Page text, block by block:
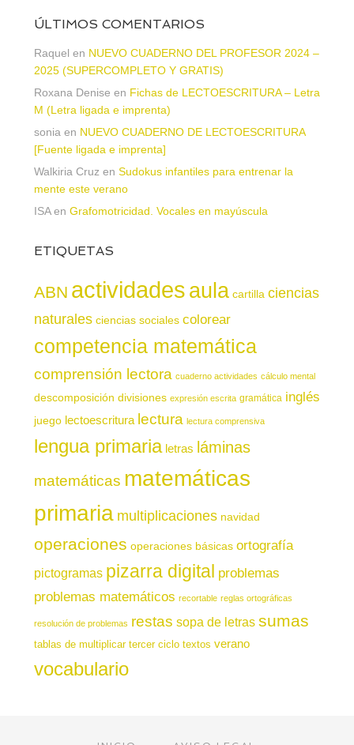
ÚLTIMOS COMENTARIOS
Raquel en NUEVO CUADERNO DEL PROFESOR 2024 –
2025 (SUPERCOMPLETO Y GRATIS)
Roxana Denise en Fichas de LECTOESCRITURA – Letra
M (Letra ligada e imprenta)
sonia en NUEVO CUADERNO DE LECTOESCRITURA
[Fuente ligada e imprenta]
Walkiria Cruz en Sudokus infantiles para entrenar la
mente este verano
ISAen Grafomotricidad. Vocales en mayúscula
ETIQUETAS
ABN actividadesaula cartilla ciencias
naturales ciencias sociales colorear
competencia matemática
comprensión lectora cuaderno actividades cálculo mental
descomposición divisiones expresión escrita gramática inglés
juego lectoescritura lectura lectura comprensiva
lengua primaria letras láminas
matemáticas matemáticas
primaria multiplicaciones navidad
operaciones operaciones básicas ortografía
pictogramas pizarra digital problemas
problemas matemáticos recortable reglas ortográficas
resolución de problemas restas sopa de letras sumas
tablas de multiplicar tercer ciclo textos verano
vocabulario